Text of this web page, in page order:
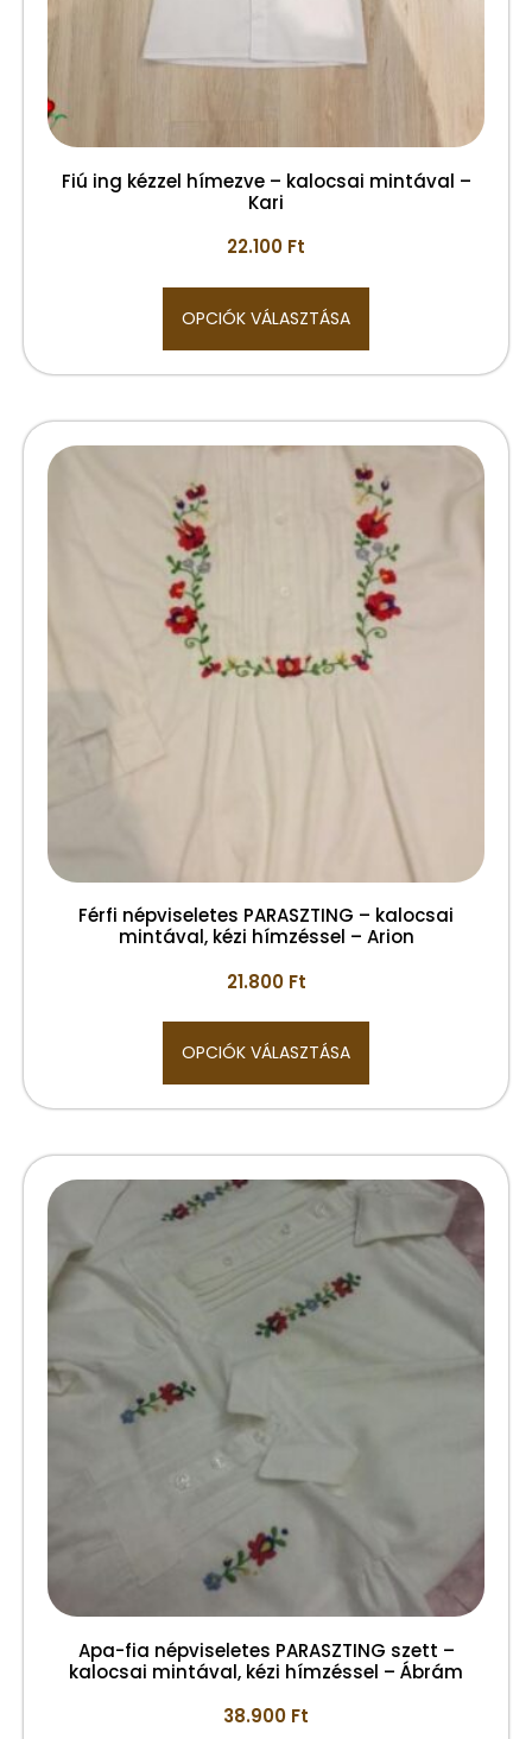
Fiú ing kézzel hímezve – kalocsai mintával –
Kari
22.100 Ft
OPCIÓK VÁLASZTÁSA
Férfi népviseletes PARASZTING – kalocsai
mintával, kézi hímzéssel – Arion
21.800 Ft
OPCIÓK VÁLASZTÁSA
Apa-fia népviseletes PARASZTING szett –
kalocsai mintával, kézi hímzéssel – Ábrám
38.900 Ft